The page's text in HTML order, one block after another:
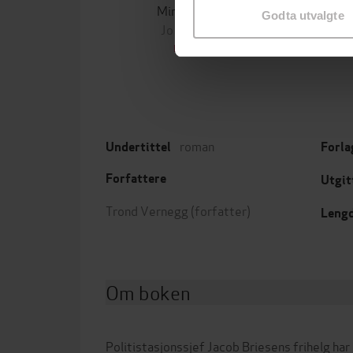
Godta utvalgte
Minnesota
EBOK
Undertittel roman
Forfattere
Trond Vernegg (forfatter)
Om boken
Politistasjonssjef Jacob Briesens frihelg